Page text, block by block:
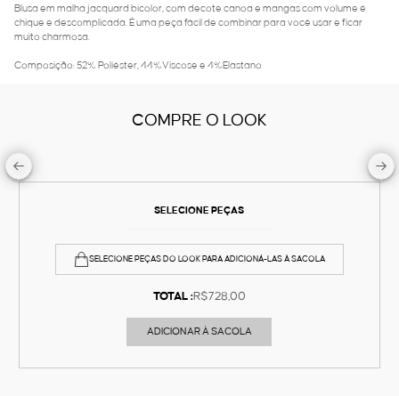
Blusa em malha jacquard bicolor, com decote canoa e mangas com volume é
chique e descomplicada. É uma peça fácil de combinar para você usar e ficar
muito charmosa.
Composição: 52% Poliéster, 44%Viscose e 4%Elastano
COMPRE O LOOK
SELECIONE PEÇAS
SELECIONE PEÇAS DO LOOK PARA ADICIONÁ-LAS À SACOLA
TOTAL :R$728,00
ADICIONAR À SACOLA